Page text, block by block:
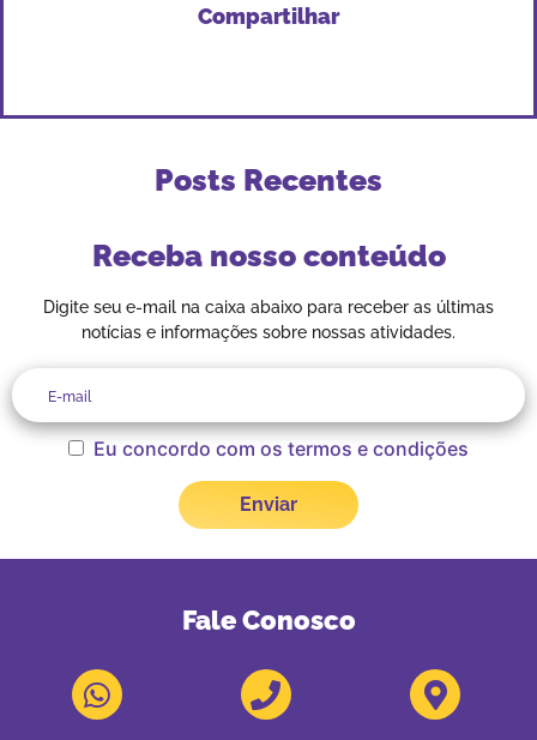
Compartilhar
Posts Recentes
Receba nosso conteúdo
Digite seu e-mail na caixa abaixo para receber as últimas
notícias e informações sobre nossas atividades.
Eu concordo com os termos e condições
Fale Conosco